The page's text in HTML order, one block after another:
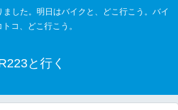
した。明日はバイクと、どこ行こう。バイ
コ、どこ行こう。
と行く